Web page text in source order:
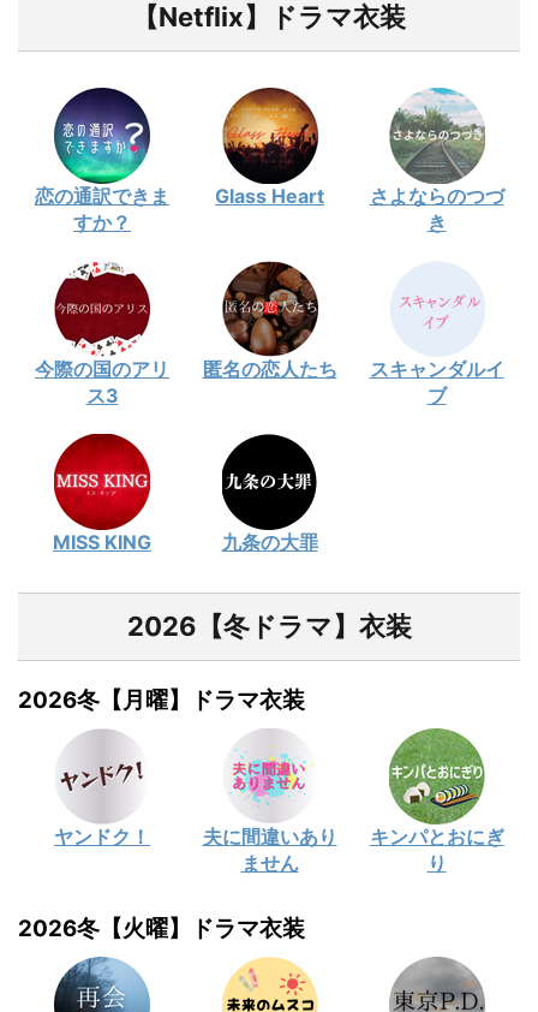
【Netflix】ドラマ衣装
恋の通訳できま
すか？
Glass Heart
さよならのつづ
き
今際の国のアリ
ス3
匿名の恋人たち
スキャンダルイ
ブ
MISS KING 九条の大罪
2026【冬ドラマ】衣装
2026冬【月曜】ドラマ衣装
ヤンドク！
夫に間違いあり
ません
キンパとおにぎ
り
2026冬【火曜】ドラマ衣装